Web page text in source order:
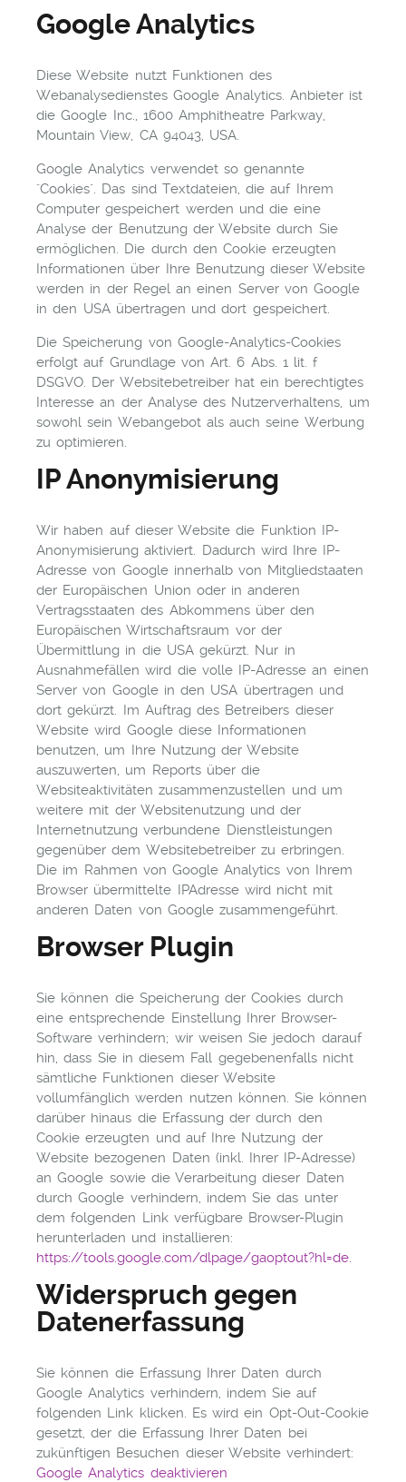
Google Analytics
Diese Website nutzt Funktionen des
Webanalysedienstes Google Analytics. Anbieter ist
die Google Inc., 1600 Amphitheatre Parkway,
Mountain View, CA 94043, USA.
Google Analytics verwendet so genannte
"Cookies". Das sind Textdateien, die auf Ihrem
Computer gespeichert werden und die eine
Analyse der Benutzung der Website durch Sie
ermöglichen. Die durch den Cookie erzeugten
Informationen über Ihre Benutzung dieser Website
werden in der Regel an einen Server von Google
in den USA übertragen und dort gespeichert.
Die Speicherung von Google-Analytics-Cookies
erfolgt auf Grundlage von Art. 6 Abs. 1 lit. f
DSGVO. Der Websitebetreiber hat ein berechtigtes
Interesse an der Analyse des Nutzerverhaltens, um
sowohl sein Webangebot als auch seine Werbung
zu optimieren.
IP Anonymisierung
Wir haben auf dieser Website die Funktion IP-
Anonymisierung aktiviert. Dadurch wird Ihre IP-
Adresse von Google innerhalb von Mitgliedstaaten
der Europäischen Union oder in anderen
Vertragsstaaten des Abkommens über den
Europäischen Wirtschaftsraum vor der
Übermittlung in die USA gekürzt. Nur in
Ausnahmefällen wird die volle IP-Adresse an einen
Server von Google in den USA übertragen und
dort gekürzt. Im Auftrag des Betreibers dieser
Website wird Google diese Informationen
benutzen, um Ihre Nutzung der Website
auszuwerten, um Reports über die
Websiteaktivitäten zusammenzustellen und um
weitere mit der Websitenutzung und der
Internetnutzung verbundene Dienstleistungen
gegenüber dem Websitebetreiber zu erbringen.
Die im Rahmen von Google Analytics von Ihrem
Browser übermittelte IPAdresse wird nicht mit
anderen Daten von Google zusammengeführt.
Browser Plugin
Sie können die Speicherung der Cookies durch
eine entsprechende Einstellung Ihrer Browser-
Software verhindern; wir weisen Sie jedoch darauf
hin, dass Sie in diesem Fall gegebenenfalls nicht
sämtliche Funktionen dieser Website
vollumfänglich werden nutzen können. Sie können
darüber hinaus die Erfassung der durch den
Cookie erzeugten und auf Ihre Nutzung der
Website bezogenen Daten (inkl. Ihrer IP-Adresse)
an Google sowie die Verarbeitung dieser Daten
durch Google verhindern, indem Sie das unter
dem folgenden Link verfügbare Browser-Plugin
herunterladen und installieren:
https://tools.google.com/dlpage/gaoptout?hl=de.
Widerspruch gegen
Datenerfassung
Sie können die Erfassung Ihrer Daten durch
Google Analytics verhindern, indem Sie auf
folgenden Link klicken. Es wird ein Opt-Out-Cookie
gesetzt, der die Erfassung Ihrer Daten bei
zukünftigen Besuchen dieser Website verhindert:
Google Analytics deaktivieren